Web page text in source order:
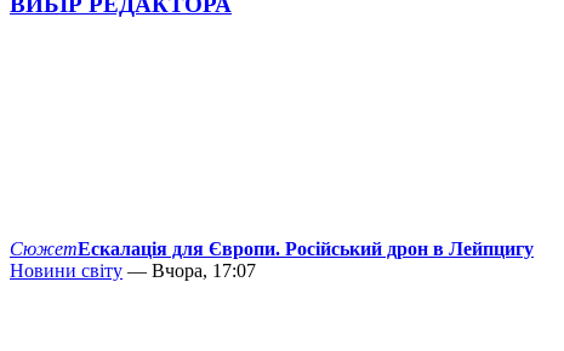
СюжетЕскалація для Європи. Російський дрон в Лейпцигу
Новини світу — Вчора, 17:07